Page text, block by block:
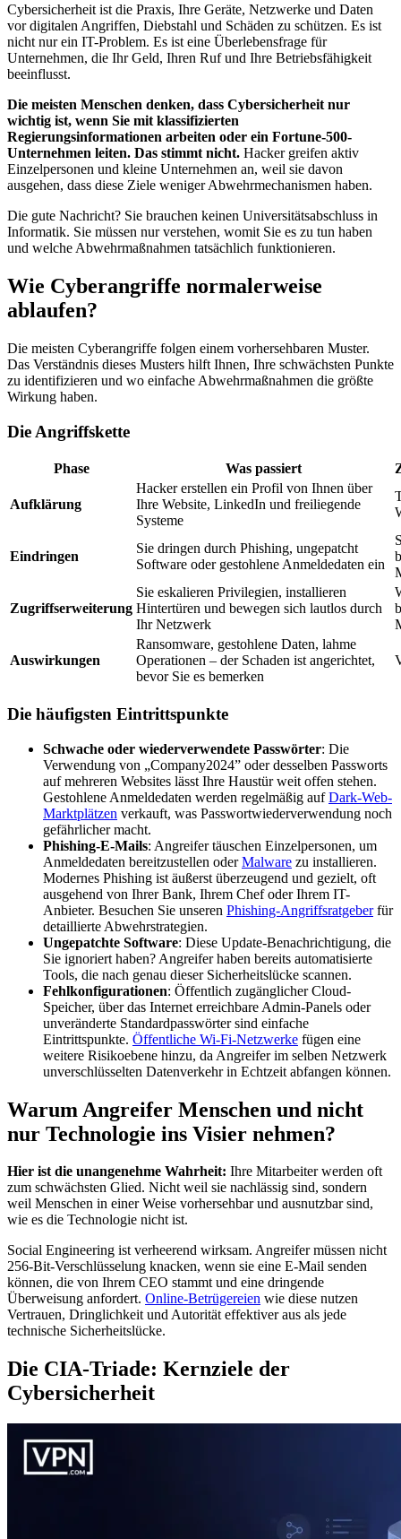
Cybersicherheit ist die Praxis, Ihre Geräte, Netzwerke und Daten
vor digitalen Angriffen, Diebstahl und Schäden zu schützen. Es ist
nicht nur ein IT-Problem. Es ist eine Überlebensfrage für
Unternehmen, die Ihr Geld, Ihren Ruf und Ihre Betriebsfähigkeit
beeinflusst.
Die meisten Menschen denken, dass Cybersicherheit nur
wichtig ist, wenn Sie mit klassifizierten
Regierungsinformationen arbeiten oder ein Fortune-500-
Unternehmen leiten. Das stimmt nicht. Hacker greifen aktiv
Einzelpersonen und kleine Unternehmen an, weil sie davon
ausgehen, dass diese Ziele weniger Abwehrmechanismen haben.
Die gute Nachricht? Sie brauchen keinen Universitätsabschluss in
Informatik. Sie müssen nur verstehen, womit Sie es zu tun haben
und welche Abwehrmaßnahmen tatsächlich funktionieren.
Wie Cyberangriffe normalerweise
ablaufen?
Die meisten Cyberangriffe folgen einem vorhersehbaren Muster.
Das Verständnis dieses Musters hilft Ihnen, Ihre schwächsten Punkte
zu identifizieren und wo einfache Abwehrmaßnahmen die größte
Wirkung haben.
Die Angriffskette
Phase Was passiert
Aufklärung
Hacker erstellen ein Profil von Ihnen über
Ihre Website, LinkedIn und freiliegende
Systeme
Eindringen
Sie dringen durch Phishing, ungepatcht
Software oder gestohlene Anmeldedaten ein
Zugriffserweiterung
Sie eskalieren Privilegien, installieren
Hintertüren und bewegen sich lautlos durch
Ihr Netzwerk
Auswirkungen
Ransomware, gestohlene Daten, lahme
Operationen – der Schaden ist angerichtet,
bevor Sie es bemerken
Die häufigsten Eintrittspunkte
Schwache oder wiederverwendete Passwörter: Die
Verwendung von „Company2024” oder desselben Passworts
auf mehreren Websites lässt Ihre Haustür weit offen stehen.
Gestohlene Anmeldedaten werden regelmäßig aufDark-Web-
Marktplätzen verkauft, was Passwortwiederverwendung noch
gefährlicher macht.
Phishing-E-Mails: Angreifer täuschen Einzelpersonen, um
Anmeldedaten bereitzustellen oderMalware zu installieren.
Modernes Phishing ist äußerst überzeugend und gezielt, oft
ausgehend von Ihrer Bank, Ihrem Chef oder Ihrem IT-
Anbieter. Besuchen Sie unseren Phishing-Angriffsratgeberfür
detaillierte Abwehrstrategien.
Ungepatchte Software: Diese Update-Benachrichtigung, die
Sie ignoriert haben? Angreifer haben bereits automatisierte
Tools, die nach genau dieser Sicherheitslücke scannen.
Fehlkonfigurationen: Öffentlich zugänglicher Cloud-
Speicher, über das Internet erreichbare Admin-Panels oder
unveränderte Standardpasswörter sind einfache
Eintrittspunkte. Öffentliche Wi-Fi-Netzwerke fügen eine
weitere Risikoebene hinzu, da Angreifer im selben Netzwerk
unverschlüsselten Datenverkehr in Echtzeit abfangen können.
Warum Angreifer Menschen und nicht
nur Technologie ins Visier nehmen?
Hier ist die unangenehme Wahrheit: Ihre Mitarbeiter werden oft
zum schwächsten Glied. Nicht weil sie nachlässig sind, sondern
weil Menschen in einer Weise vorhersehbar und ausnutzbar sind,
wie es die Technologie nicht ist.
Social Engineering ist verheerend wirksam. Angreifer müssen nicht
256-Bit-Verschlüsselung knacken, wenn sie eine E-Mail senden
können, die von Ihrem CEO stammt und eine dringende
Überweisung anfordert. Online-Betrügereien wie diese nutzen
Vertrauen, Dringlichkeit und Autorität effektiver aus als jede
technische Sicherheitslücke.
Die CIA-Triade: Kernziele der
Cybersicherheit